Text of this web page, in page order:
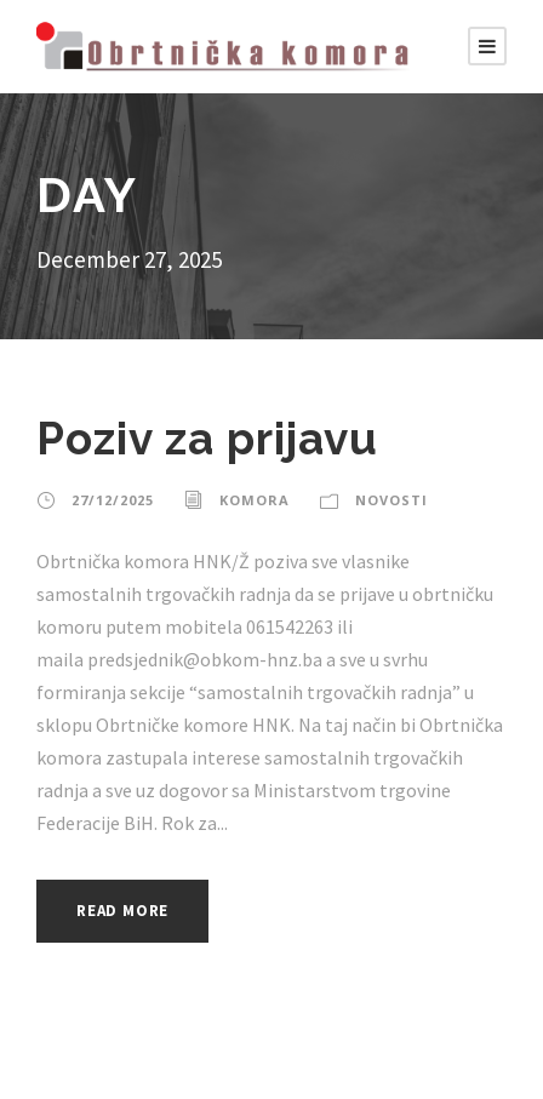
DAY
December 27, 2025
Poziv za prijavu
27/12/2025 KOMORA NOVOSTI
Obrtnička komora HNK/Ž poziva sve vlasnike
samostalnih trgovačkih radnja da se prijave u obrtničku
komoru putem mobitela 061542263 ili
maila predsjednik@obkom-hnz.ba a sve u svrhu
formiranja sekcije “samostalnih trgovačkih radnja” u
sklopu Obrtničke komore HNK. Na taj način bi Obrtnička
komora zastupala interese samostalnih trgovačkih
radnja a sve uz dogovor sa Ministarstvom trgovine
Federacije BiH. Rok za...
READ MORE